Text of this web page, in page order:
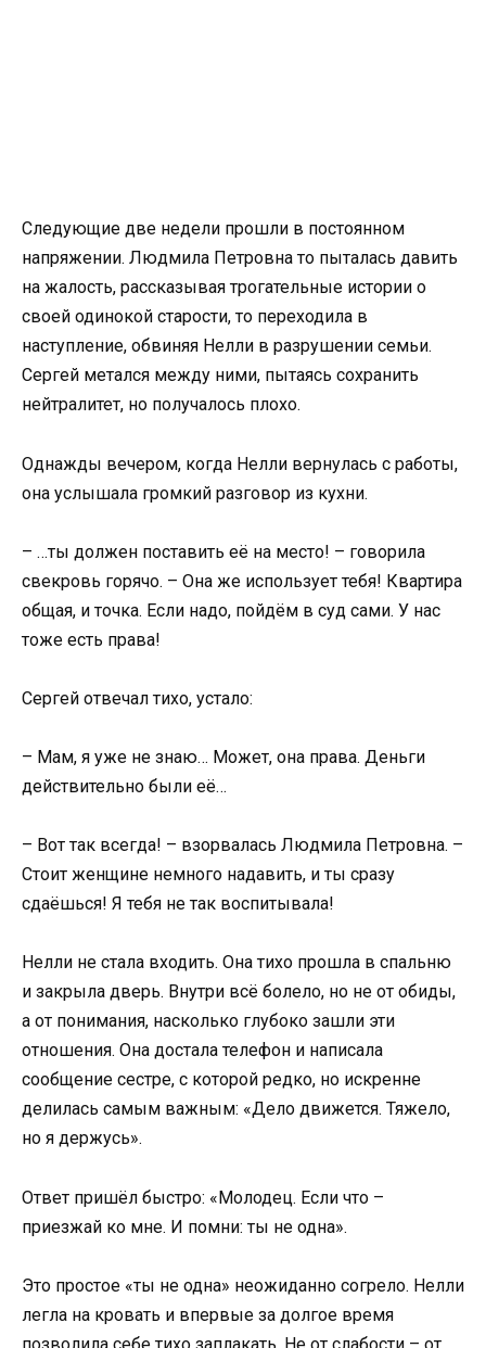
Следующие две недели прошли в постоянном
напряжении. Людмила Петровна то пыталась давить
на жалость, рассказывая трогательные истории о
своей одинокой старости, то переходила в
наступление, обвиняя Нелли в разрушении семьи.
Сергей метался между ними, пытаясь сохранить
нейтралитет, но получалось плохо.
Однажды вечером, когда Нелли вернулась с работы,
она услышала громкий разговор из кухни.
– …ты должен поставить её на место! – говорила
свекровь горячо. – Она же использует тебя! Квартира
общая, и точка. Если надо, пойдём в суд сами. У нас
тоже есть права!
Сергей отвечал тихо, устало:
– Мам, я уже не знаю… Может, она права. Деньги
действительно были её…
– Вот так всегда! – взорвалась Людмила Петровна. –
Стоит женщине немного надавить, и ты сразу
сдаёшься! Я тебя не так воспитывала!
Нелли не стала входить. Она тихо прошла в спальню
и закрыла дверь. Внутри всё болело, но не от обиды,
а от понимания, насколько глубоко зашли эти
отношения. Она достала телефон и написала
сообщение сестре, с которой редко, но искренне
делилась самым важным: «Дело движется. Тяжело,
но я держусь».
Ответ пришёл быстро: «Молодец. Если что –
приезжай ко мне. И помни: ты не одна».
Это простое «ты не одна» неожиданно согрело. Нелли
легла на кровать и впервые за долгое время